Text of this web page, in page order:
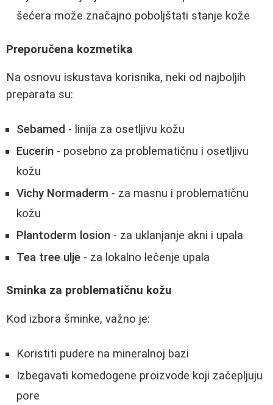
šećera može značajno poboljštati stanje kože
Preporučena kozmetika
Na osnovu iskustava korisnika, neki od najboljih
preparata su:
Sebamed - linija za osetljivu kožu
Eucerin - posebno za problematičnu i osetljivu
kožu
Vichy Normaderm - za masnu i problematičnu
kožu
Plantoderm losion - za uklanjanje akni i upala
Tea tree ulje - za lokalno lečenje upala
Sminka za problematičnu kožu
Kod izbora šminke, važno je:
Koristiti pudere na mineralnoj bazi
Izbegavati komedogene proizvode koji začepljuju
pore